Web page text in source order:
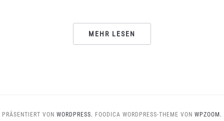
MEHR LESEN
PRÄSENTIERT VON WORDPRESS. FOODICA WORDPRESS-THEME VON WPZOOM.